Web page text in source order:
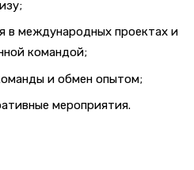
в международных проектах и
командой;
и обмен опытом;
мероприятия.